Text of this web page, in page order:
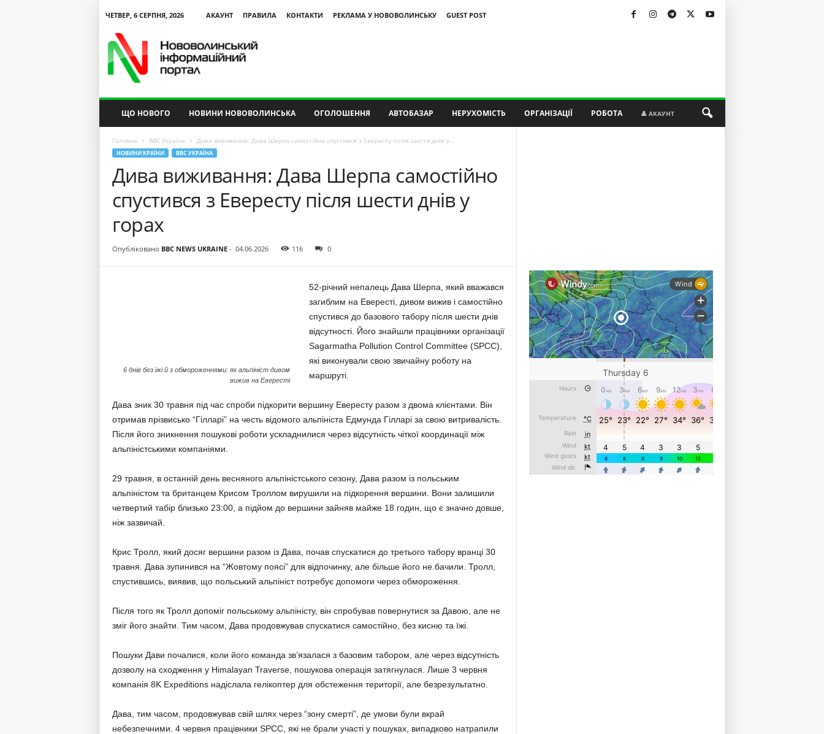
ЧЕТВЕР, 6 СЕРПНЯ, 2026 АКАУНТ ПРАВИЛА КОНТАКТИ РЕКЛАМА У НОВОВОЛИНСЬКУ
GUEST POST
ЩО НОВОГО НОВИНИ НОВОВОЛИНСЬКА ОГОЛОШЕННЯ АВТОБАЗАР НЕРУХОМІСТЬ ОРГАНІЗАЦІЇ РОБОТА 👤 АКАУНТ
Головна BBC Україна Дива виживання: Дава Шерпа самостійно спустився з Евересту після шести днів у...
НОВИНИ КРАЇНИ BBC УКРАЇНА
Дива виживання: Дава Шерпа самостійно
спустився з Евересту після шести днів у
горах
Опубліковано BBC NEWS UKRAINE- 04.06.2026 116 0
6 днів без їжі й з обмороженнями: як альпініст дивом
вижив на Евересті
52-річний непалець Дава Шерпа, який вважався
загиблим на Евересті, дивом вижив і самостійно
спустився до базового табору після шести днів
відсутності. Його знайшли працівники організації
Sagarmatha Pollution Control Committee (SPCC),
які виконували свою звичайну роботу на
маршруті.
Дава зник 30 травня під час спроби підкорити вершину Евересту разом з двома клієнтами. Він
отримав прізвисько “Гілларі” на честь відомого альпініста Едмунда Гілларі за свою витривалість.
Після його зникнення пошукові роботи ускладнилися через відсутність чіткої координації між
альпіністськими компаніями.
29 травня, в останній день весняного альпіністського сезону, Дава разом із польським
альпіністом та британцем Крисом Троллом вирушили на підкорення вершини. Вони залишили
четвертий табір близько 23:00, а підйом до вершини зайняв майже 18 годин, що є значно довше,
ніж зазвичай.
Крис Тролл, який досяг вершини разом із Дава, почав спускатися до третього табору вранці 30
травня. Дава зупинився на “Жовтому поясі” для відпочинку, але більше його не бачили. Тролл,
спустившись, виявив, що польський альпініст потребує допомоги через обмороження.
Після того як Тролл допоміг польському альпіністу, він спробував повернутися за Давою, але не
зміг його знайти. Тим часом, Дава продовжував спускатися самостійно, без кисню та їжі.
Пошуки Дави почалися, коли його команда зв’язалася з базовим табором, але через відсутність
дозволу на сходження у Himalayan Traverse, пошукова операція затягнулася. Лише 3 червня
компанія 8K Expeditions надіслала гелікоптер для обстеження території, але безрезультатно.
Дава, тим часом, продовжував свій шлях через “зону смерті”, де умови були вкрай
небезпечними. 4 червня працівники SPCC, які не брали участі у пошуках, випадково натрапили